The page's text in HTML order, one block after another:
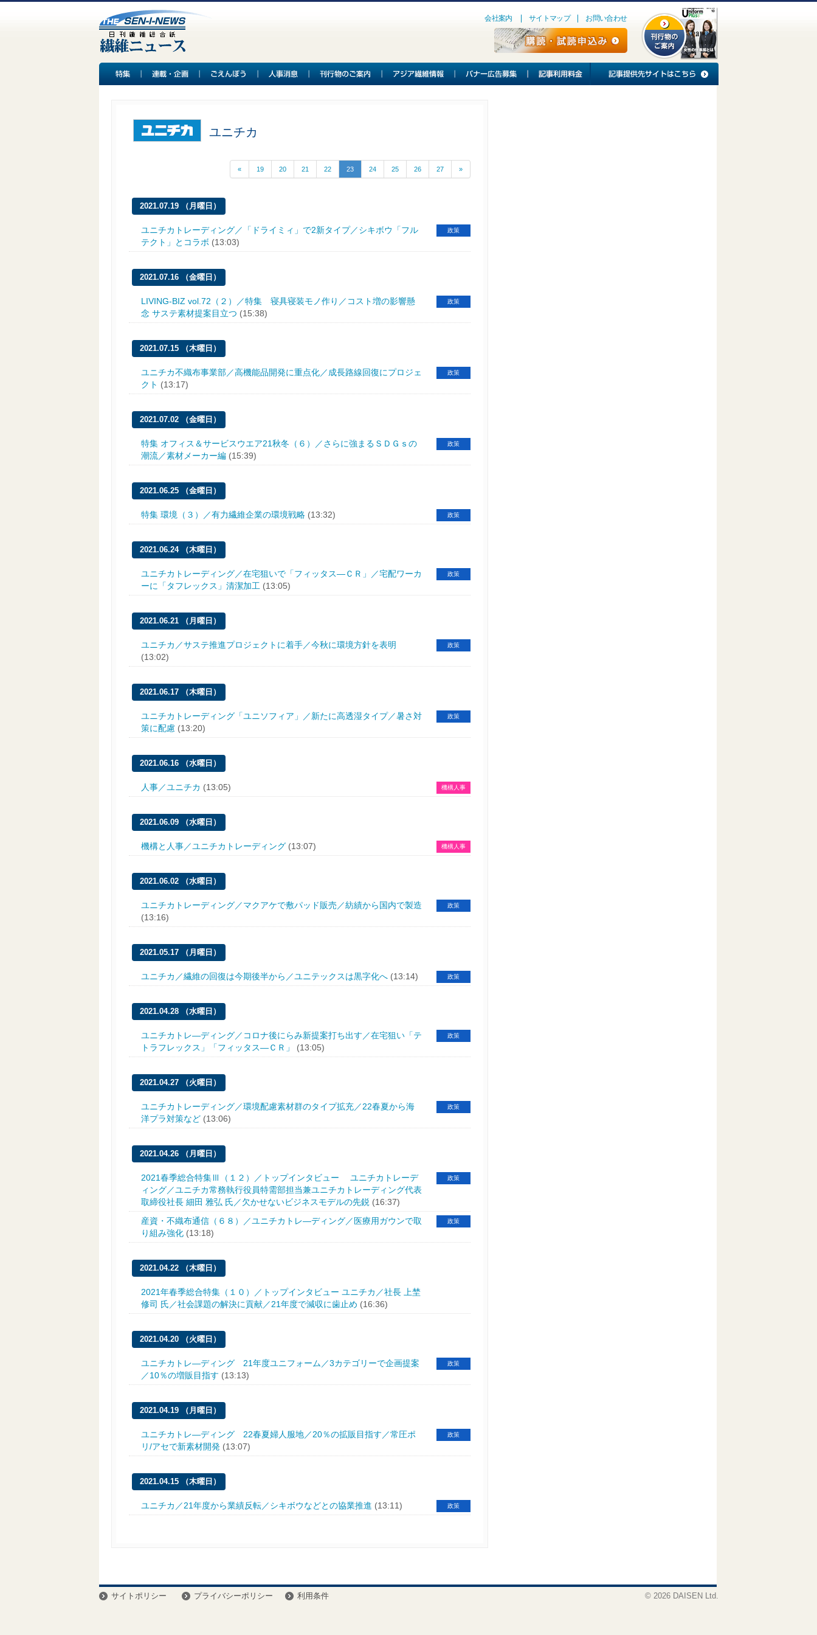
会社案内 サイトマップ お問い合わせ
ユニチカ
« 19 20 21 22 23 24 25 26 27 »
2021.07.19 （月曜日）
ユニチカトレーディング／「ドライミィ」で2新タイプ／シキボウ「フル
テクト」とコラボ (13:03)
政策
2021.07.16 （金曜日）
LIVING-BIZ vol.72（２）／特集 寝具寝装モノ作り／コスト増の影響懸
念 サステ素材提案目立つ (15:38)
政策
2021.07.15 （木曜日）
ユニチカ不織布事業部／高機能品開発に重点化／成長路線回復にプロジェ
クト (13:17)
政策
2021.07.02 （金曜日）
特集 オフィス＆サービスウエア21秋冬（６）／さらに強まるＳＤＧｓの
潮流／素材メーカー編(15:39)
政策
2021.06.25 （金曜日）
特集 環境（３）／有力繊維企業の環境戦略(13:32) 政策
2021.06.24 （木曜日）
ユニチカトレーディング／在宅狙いで「フィッタス―ＣＲ」／宅配ワーカ
ーに「タフレックス」清潔加工 (13:05)
政策
2021.06.21 （月曜日）
ユニチカ／サステ推進プロジェクトに着手／今秋に環境方針を表明
(13:02)
政策
2021.06.17 （木曜日）
ユニチカトレーディング「ユニソフィア」／新たに高透湿タイプ／暑さ対
策に配慮(13:20)
政策
2021.06.16 （水曜日）
人事／ユニチカ (13:05) 機構人事
2021.06.09 （水曜日）
機構と人事／ユニチカトレーディング(13:07) 機構人事
2021.06.02 （水曜日）
ユニチカトレーディング／マクアケで敷パッド販売／紡績から国内で製造
(13:16)
政策
2021.05.17 （月曜日）
ユニチカ／繊維の回復は今期後半から／ユニテックスは黒字化へ(13:14) 政策
2021.04.28 （水曜日）
ユニチカトレ―ディング／コロナ後にらみ新提案打ち出す／在宅狙い「テ
トラフレックス」「フィッタス―ＣＲ」
(13:05)
政策
2021.04.27 （火曜日）
ユニチカトレーディング／環境配慮素材群のタイプ拡充／22春夏から海
洋プラ対策など(13:06)
政策
2021.04.26 （月曜日）
2021春季総合特集Ⅲ（１２）／トップインタビュー ユニチカトレーデ
ィング／ユニチカ常務執行役員特需部担当兼ユニチカトレーディング代表
取締役社長 細田 雅弘 氏／欠かせないビジネスモデルの先鋭 (16:37)
政策
産資・不織布通信（６８）／ユニチカトレ―ディング／医療用ガウンで取
り組み強化(13:18)
政策
2021.04.22 （木曜日）
2021年春季総合特集（１０）／トップインタビュー ユニチカ／社長 上埜
修司 氏／社会課題の解決に貢献／21年度で減収に歯止め (16:36)
2021.04.20 （火曜日）
ユニチカトレ―ディング 21年度ユニフォーム／3カテゴリーで企画提案
／10％の増販目指す (13:13)
政策
2021.04.19 （月曜日）
ユニチカトレ―ディング 22春夏婦人服地／20％の拡販目指す／常圧ポ
リ/アセで新素材開発 (13:07)
政策
2021.04.15 （木曜日）
ユニチカ／21年度から業績反転／シキボウなどとの協業推進 (13:11) 政策
サイトポリシー プライバシーポリシー 利用条件 © 2026 DAISEN Ltd.